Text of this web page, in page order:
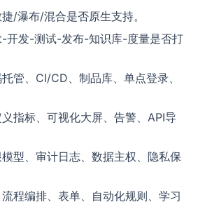
/瀑布/混合是否原生支持。
开发-测试-发布-知识库-度量是否打
管、CI/CD、制品库、单点登录、
指标、可视化大屏、告警、API导
型、审计日志、数据主权、隐私保
程编排、表单、自动化规则、学习